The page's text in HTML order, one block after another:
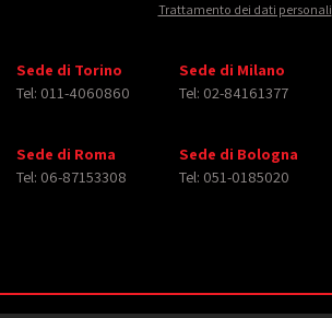
Trattamento dei dati personali
Sede di Torino
Tel: 011-4060860
Sede di Milano
Tel: 02-84161377
Sede di Roma
Tel: 06-87153308
Sede di Bologna
Tel: 051-0185020